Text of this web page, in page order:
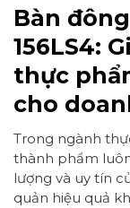
Bàn
156LS4:
thực
cho
Trong ngành
thành phẩm
lượng và uy tín
quản hiệu quả